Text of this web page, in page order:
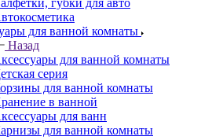
губки для авто
для ванной комнаты
Назад
для ванной комнаты
серия
для ванной комнаты
в ванной
для ванн
для ванной комнаты